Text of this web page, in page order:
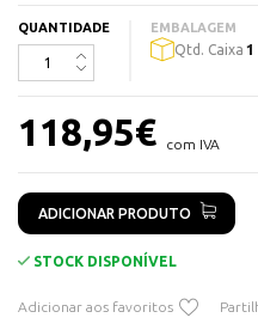
Corrente Nominal: 32A
Tensão nominal: 380-4115 V
Frquencia de trabalho: 50-60 Hz
Indicadores: LED
QUANTIDADE EMBALAGEM
Qtd. Caixa 1
118,95€ com IVA
ADICIONAR PRODUTO
STOCK DISPONÍVEL
Adicionar aos favoritos